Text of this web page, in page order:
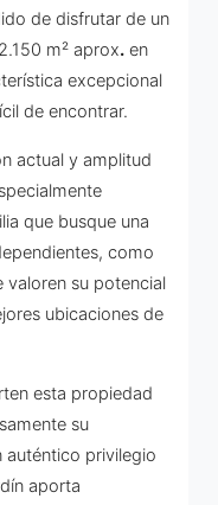
de disfrutar de un
m² aprox. en
excepcional
de encontrar.
actual y amplitud
que busque una
como
valoren su potencial
ubicaciones de
esta propiedad
su
auténtico privilegio
aporta